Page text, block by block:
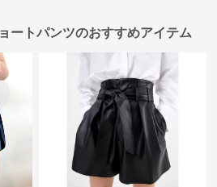
ートパンツのおすすめアイテム